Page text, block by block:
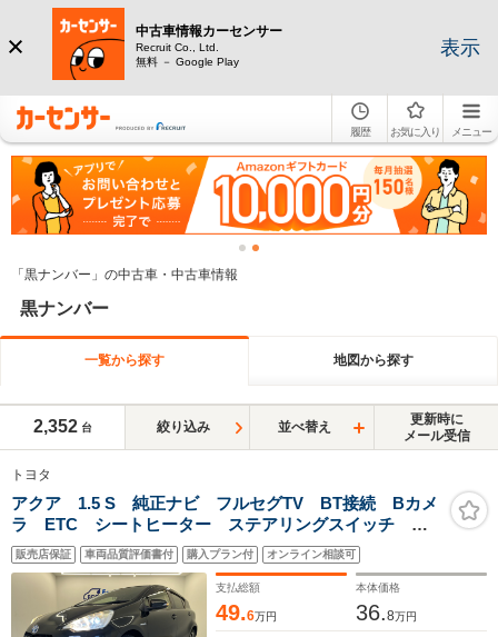
中古車情報カーセンサー
Recruit Co., Ltd.
無料 － Google Play
表示
履歴 お気に入り メニュー
「黒ナンバー」の中古車・中古車情報
黒ナンバー
一覧から探す 地図から探す
2,352 台 絞り込み 並べ替え
更新時に
メール受信
トヨタ
アクア 1.5 S 純正ナビ フルセグTV BT接続 Bカメ
ラ ETC シートヒーター ステアリングスイッチ オ
ートライト スペアキー LEDヘッドライト スマート
キー
販売店保証 車両品質評価書付 購入プラン付 オンライン相談可
支払総額
49.6万円
本体価格
36.8万円